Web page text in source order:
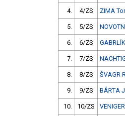
4. 4/ZS ZIMA
5. 5/ZS
6. 6/ZS
7. 7/ZS
8. 8/ZS ŠVAGR
9. 9/ZS BÁRTA
10. 10/ZS